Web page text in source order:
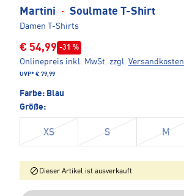
Martini · Soulmate T-Shirt
Damen T-Shirts
€ 54,99 -31 %
Onlinepreis inkl. MwSt. zzgl. Versandkosten
UVP* € 79,99
Farbe: Blau
Größe:
XS S M
Dieser Artikel ist ausverkauft